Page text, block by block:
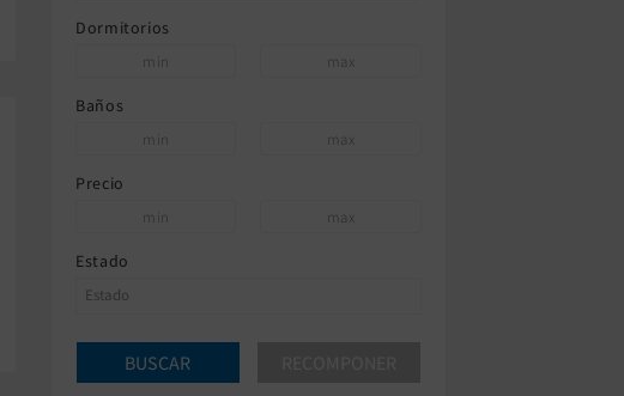
Dormitorios
Baños
Precio
Estado